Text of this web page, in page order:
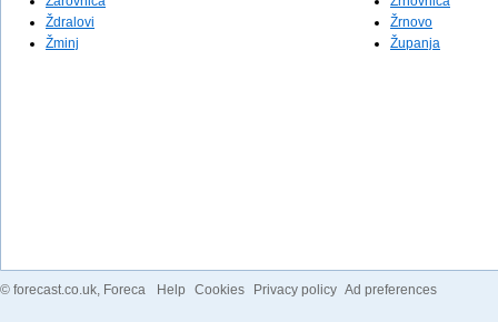
Ždralovi
Žminj
Žrnovo
Županja
© forecast.co.uk, Foreca Help Cookies Privacy policy Ad preferences